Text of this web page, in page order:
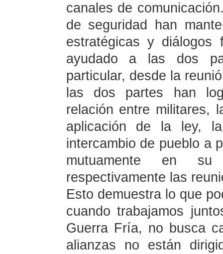
canales de
de seguridad han
estratégicas y
ayudado a las dos
particular, desde la
las dos partes han
relación entre militares,
aplicación de la ley,
intercambio de pueblo a
mutuamente en su
respectivamente las
Esto demuestra lo que
cuando trabajamos
Guerra Fría, no busca
alianzas no están